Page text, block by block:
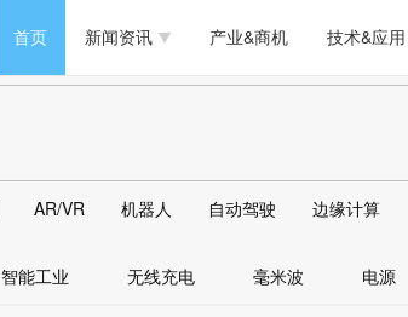
首页 新闻资讯
新能源 人工智能
马达电机技术 物联网
产业&商机 技术&应用
安全
PC/周边 软件/工具
马达电机技术 物联网
大数据/云 边缘计算
存储
DLP
AR/VR/图像/3D
AR/VR 机器人 自动驾驶 边缘计算
智能工业 无线充电 毫米波 电源